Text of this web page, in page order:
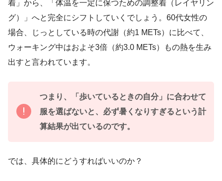
着」から、「体温を一定に保つための調整着（レイヤリン
グ）」へと完全にシフトしていくでしょう。60代女性の
場合、じっとしている時の代謝（約1 METs）に比べて、
ウォーキング中はおよそ3倍（約3.0 METs）もの熱を生み
出すと言われています。
つまり、「歩いているときの自分」に合わせて
服を選ばないと、必ず暑くなりすぎるという計
算結果が出ているのです。
では、具体的にどうすればいいのか？